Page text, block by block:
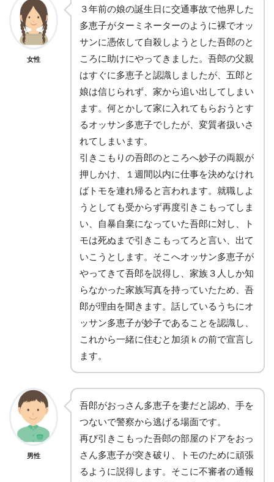
女性
３年前の娘の誕生日に交通事故で他界した
多恵子がターミネーターのように裸でオッ
サンに憑依して自殺しようとした吾郎のと
ころに助けにやってきました。吾郎の父親
はすぐに多恵子と認識しましたが、五郎と
娘は信じられず、家から追い出してしまい
ます。何とかして家に入れてもらおうとす
るオッサン多恵子でしたが、変質者扱いさ
れてしまいます。
引きこもりの吾郎のところへ妙子の両親が
押しかけ、１週間以内に仕事を決めなけれ
ばトモを連れ帰ると言われます。就職しよ
うとしても受からず再度引きこもってしま
い、自暴自棄になっていた吾郎に対し、ト
モは死ぬまで引きこもってろと言い、出て
いこうとします。そこへオッサン多恵子が
やってきて吾郎を説得し、家族３人しか知
らなかった家族写真を持っていたため、吾
郎が理由を聞きます。話しているうちにオ
ッサン多恵子が妙子であることを認識し、
これから一緒に住むと加須ｋの前で宣言し
ます。
男性
吾郎がおっさん多恵子を妻だと認め、手を
つないで警察から逃げる場面です。
再び引きこもった吾郎の部屋のドアをおっ
さん多恵子が突き破り、トモのために頑張
るように説得します。そこに不審者の通報